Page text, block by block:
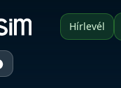
Hírlevél